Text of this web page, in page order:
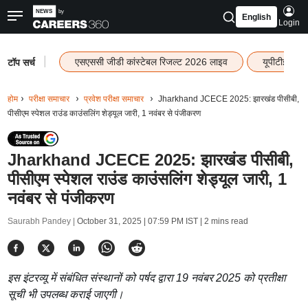
English
Login
टॉप सर्च एसएससी जीडी कांस्टेबल रिजल्ट 2026 लाइव यूपीटीईटी
होम परीक्षा समाचार प्रवेश परीक्षा समाचार
Jharkhand JCECE 2025: झारखंड पीसीबी,
पीसीएम स्पेशल राउंड काउंसलिंग शेड्यूल जारी, 1 नवंबर से पंजीकरण
Jharkhand JCECE 2025: झारखंड पीसीबी,
पीसीएम स्पेशल राउंड काउंसलिंग शेड्यूल जारी, 1
नवंबर से पंजीकरण
Saurabh Pandey | October 31, 2025 | 07:59 PM IST| 2 mins read
इस इंटरव्यू में संबंधित संस्थानों को पर्षद द्वारा 19 नवंबर 2025 को प्रतीक्षा
सूची भी उपलब्ध कराई जाएगी।